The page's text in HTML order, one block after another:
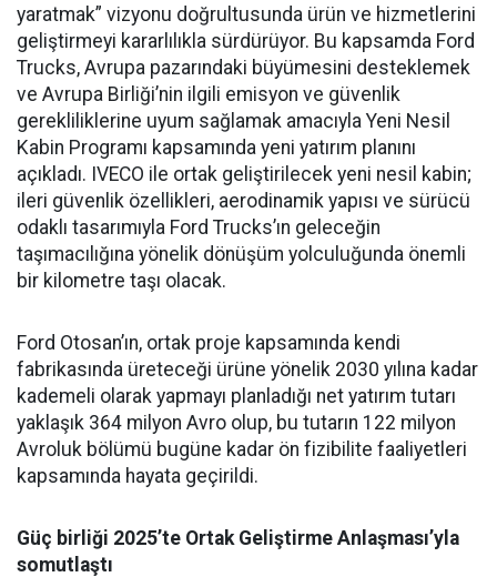
yaratmak” vizyonu doğrultusunda ürün ve hizmetlerini
geliştirmeyi kararlılıkla sürdürüyor. Bu kapsamda Ford
Trucks, Avrupa pazarındaki büyümesini desteklemek
ve Avrupa Birliği’nin ilgili emisyon ve güvenlik
gerekliliklerine uyum sağlamak amacıyla Yeni Nesil
Kabin Programı kapsamında yeni yatırım planını
açıkladı. IVECO ile ortak geliştirilecek yeni nesil kabin;
ileri güvenlik özellikleri, aerodinamik yapısı ve sürücü
odaklı tasarımıyla Ford Trucks’ın geleceğin
taşımacılığına yönelik dönüşüm yolculuğunda önemli
bir kilometre taşı olacak.
Ford Otosan’ın, ortak proje kapsamında kendi
fabrikasında üreteceği ürüne yönelik 2030 yılına kadar
kademeli olarak yapmayı planladığı net yatırım tutarı
yaklaşık 364 milyon Avro olup, bu tutarın 122 milyon
Avroluk bölümü bugüne kadar ön fizibilite faaliyetleri
kapsamında hayata geçirildi.
Güç birliği 2025’te Ortak Geliştirme Anlaşması’yla
somutlaştı